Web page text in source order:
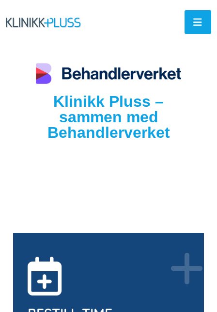
Klinikk Pluss –
sammen med
Behandlerverket